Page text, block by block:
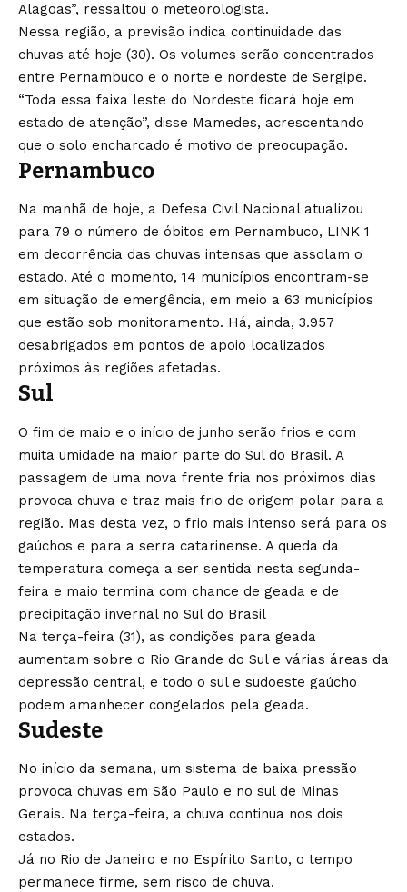
Alagoas”, ressaltou o meteorologista.
Nessa região, a previsão indica continuidade das
chuvas até hoje (30). Os volumes serão concentrados
entre Pernambuco e o norte e nordeste de Sergipe.
“Toda essa faixa leste do Nordeste ficará hoje em
estado de atenção”, disse Mamedes, acrescentando
que o solo encharcado é motivo de preocupação.
Pernambuco
Na manhã de hoje, a Defesa Civil Nacional atualizou
para 79 o número de óbitos em Pernambuco, LINK 1
em decorrência das chuvas intensas que assolam o
estado. Até o momento, 14 municípios encontram-se
em situação de emergência, em meio a 63 municípios
que estão sob monitoramento. Há, ainda, 3.957
desabrigados em pontos de apoio localizados
próximos às regiões afetadas.
Sul
O fim de maio e o início de junho serão frios e com
muita umidade na maior parte do Sul do Brasil. A
passagem de uma nova frente fria nos próximos dias
provoca chuva e traz mais frio de origem polar para a
região. Mas desta vez, o frio mais intenso será para os
gaúchos e para a serra catarinense. A queda da
temperatura começa a ser sentida nesta segunda-
feira e maio termina com chance de geada e de
precipitação invernal no Sul do Brasil
Na terça-feira (31), as condições para geada
aumentam sobre o Rio Grande do Sul e várias áreas da
depressão central, e todo o sul e sudoeste gaúcho
podem amanhecer congelados pela geada.
Sudeste
No início da semana, um sistema de baixa pressão
provoca chuvas em São Paulo e no sul de Minas
Gerais. Na terça-feira, a chuva continua nos dois
estados.
Já no Rio de Janeiro e no Espírito Santo, o tempo
permanece firme, sem risco de chuva.